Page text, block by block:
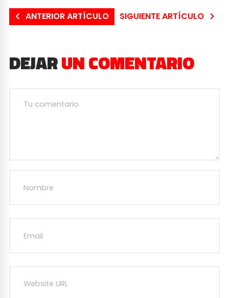
ANTERIOR ARTÍCULO SIGUIENTE ARTÍCULO
DEJARUN COMENTARIO